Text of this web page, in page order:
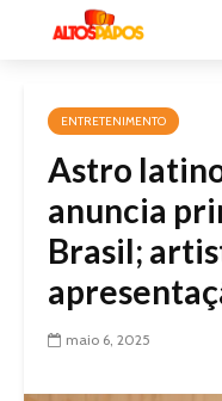
ENTRETENIMENTO
Astro
anuncia
Brasil;
maio 6, 2025